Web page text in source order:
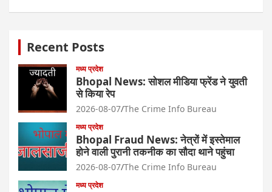
Recent Posts
मध्य प्रदेश
Bhopal News: सोशल मीडिया फ्रेंड ने युवती
से किया रेप
2026-08-07 The Crime Info Bureau
मध्य प्रदेश
Bhopal Fraud News: नेत्रों में इस्तेमाल
होने वाली पुरानी तकनीक का सौदा थाने पहुंचा
2026-08-07 The Crime Info Bureau
मध्य प्रदेश